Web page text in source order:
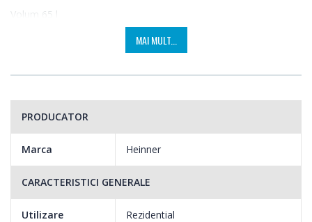
Volum 65 l
Clasa de energie superioara - consum mic de energie.
MAI MULT...
PRODUCATOR
Marca Heinner
CARACTERISTICI GENERALE
Utilizare Rezidential